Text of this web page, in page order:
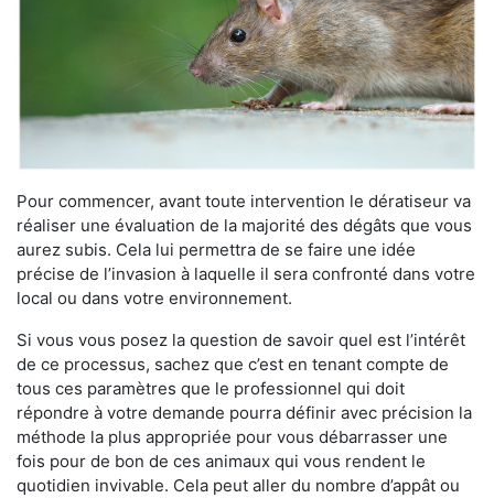
Pour commencer, avant toute intervention le dératiseur va
réaliser une évaluation de la majorité des dégâts que vous
aurez subis. Cela lui permettra de se faire une idée
précise de l’invasion à laquelle il sera confronté dans votre
local ou dans votre environnement.
Si vous vous posez la question de savoir quel est l’intérêt
de ce processus, sachez que c’est en tenant compte de
tous ces paramètres que le professionnel qui doit
répondre à votre demande pourra définir avec précision la
méthode la plus appropriée pour vous débarrasser une
fois pour de bon de ces animaux qui vous rendent le
quotidien invivable. Cela peut aller du nombre d’appât ou